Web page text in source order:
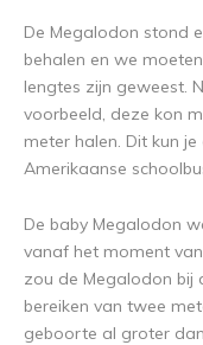
De Megalodon stond
behalen en we
lengtes zijn geweest.
voorbeeld, deze kon
meter halen. Dit kun
Amerikaanse
De baby Megalodon
vanaf het moment
zou de Megalodon bij
bereiken van twee
geboorte al groter